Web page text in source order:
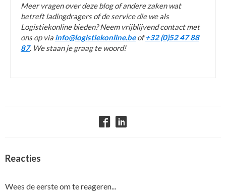
Meer vragen over deze blog of andere zaken wat
betreft ladingdragers of de service die we als
Logistiekonline bieden? Neem vrijblijvend contact met
ons op via info@logistiekonline.beof+32 (0)52 47 88
87. We staan je graag te woord!
Reacties
Wees de eerste om te reageren...